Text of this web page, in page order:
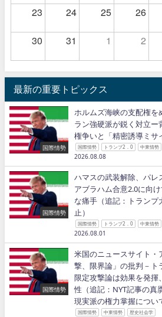
23 24 25 26
30 31 1 2
最新の重要トピックス
国際情勢
ホルムズ海峡の支配権を
ラン強硬派が鋭く対立
権争いと「精密誘導ミサ
国際情勢 トランプ2．0 中東情勢
2026.08.08
国際情勢
ハマスの武装解除、パレ
アブラハム合意2.0に向
な痛手（追記：トラン
止）
国際情勢 トランプ2．0 中東情勢
2026.08.01
国際情勢
米国のニュースサイト
撃、限界論」の批判－ト
限定攻撃論は効果を発
性（追記：NYT記事の真
現実派の権力掌握につい
国際情勢 中東情勢 歴史社会学